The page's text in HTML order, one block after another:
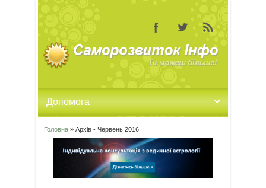
Ви є тут
Головна» Архів - Червень 2016